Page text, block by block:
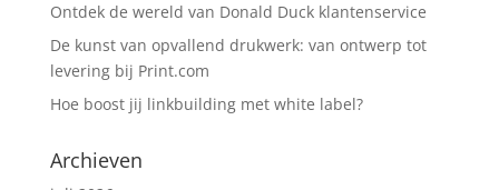
Ontdek de wereld van Donald Duck klantenservice
De kunst van opvallend drukwerk: van ontwerp tot
levering bij Print.com
Hoe boost jij linkbuilding met white label?
Archieven